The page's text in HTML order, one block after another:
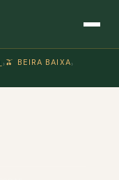
› 🫒 BEIRA BAIXA›